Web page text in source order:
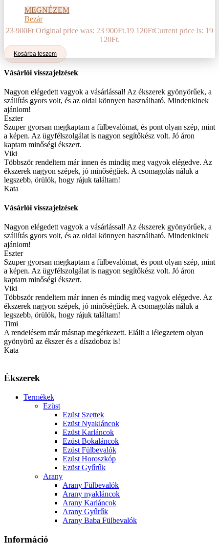
MEGNÉZEM
Bezár
23 900Ft Original price was: 23 900Ft.19 120FtCurrent price is: 19
120Ft.
Kosárba teszem
Vásárlói visszajelzések
Nagyon elégedett vagyok a vásárlással! Az ékszerek gyönyörűek, a
szállítás gyors volt, és az oldal könnyen használható. Mindenkinek
ajánlom!
Eszter
Szuper gyorsan megkaptam a fülbevalómat, és pont olyan szép, mint
a képen. Az ügyfélszolgálat is nagyon segítőkész volt. Jó áron
kaptam minőségi ékszert.
Viki
Többször rendeltem már innen és mindig meg vagyok elégedve. Az
ékszerek nagyon szépek, jó minőségűek. A csomagolás náluk a
legszebb, örülök, hogy rájuk találtam!
Kata
Vásárlói visszajelzések
Nagyon elégedett vagyok a vásárlással! Az ékszerek gyönyörűek, a
szállítás gyors volt, és az oldal könnyen használható. Mindenkinek
ajánlom!
Eszter
Szuper gyorsan megkaptam a fülbevalómat, és pont olyan szép, mint
a képen. Az ügyfélszolgálat is nagyon segítőkész volt. Jó áron
kaptam minőségi ékszert.
Viki
Többször rendeltem már innen és mindig meg vagyok elégedve. Az
ékszerek nagyon szépek, jó minőségűek. A csomagolás náluk a
legszebb, örülök, hogy rájuk találtam!
Timi
A rendelésem már másnap megérkezett. Elállt a lélegzetem olyan
gyönyörű az ékszer és a díszdoboz is!
Kata
Ékszerek
Termékek
Ezüst
Ezüst Szettek
Ezüst Nyakláncok
Ezüst Karláncok
Ezüst Bokaláncok
Ezüst Fülbevalók
Ezüst Horoszkóp
Ezüst Gyűrűk
Arany
Arany Fülbevalók
Arany nyakláncok
Arany Karláncok
Arany Gyűrűk
Arany Baba Fülbevalók
Információ